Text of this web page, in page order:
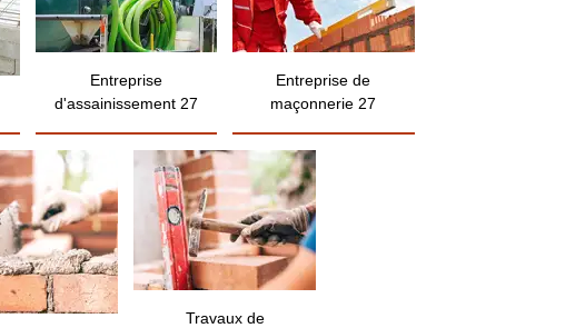
Entreprise
d'assainissement 27
Entreprise de
maçonnerie 27
Travaux de